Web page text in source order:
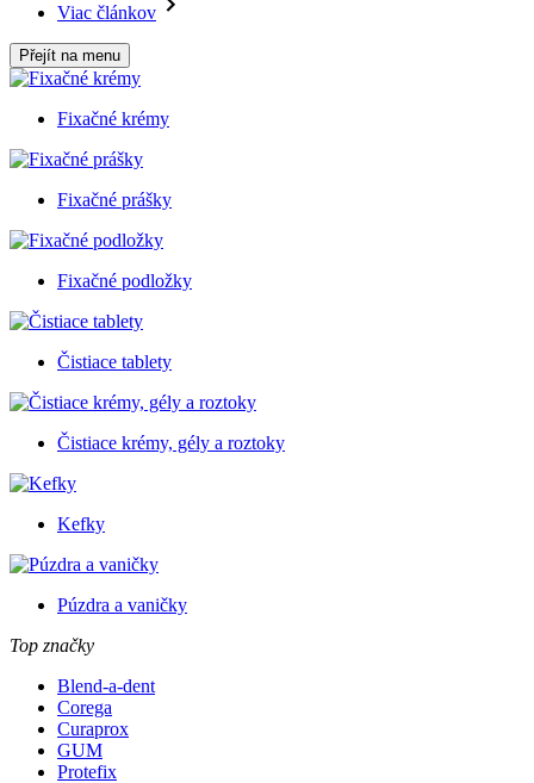
Viac článkov
Přejít na menu
Fixačné krémy
Fixačné prášky
Fixačné podložky
Čistiace tablety
Čistiace krémy, gély a roztoky
Kefky
Púzdra a vaničky
Top značky
Blend-a-dent
Corega
Curaprox
GUM
Protefix